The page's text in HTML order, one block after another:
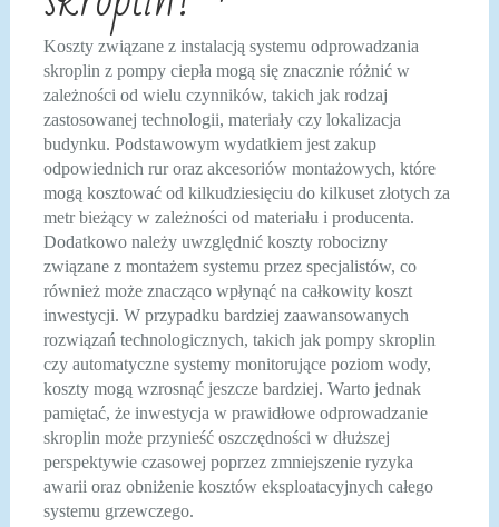
Koszty związane z instalacją systemu odprowadzania
skroplin z pompy ciepła mogą się znacznie różnić w
zależności od wielu czynników, takich jak rodzaj
zastosowanej technologii, materiały czy lokalizacja
budynku. Podstawowym wydatkiem jest zakup
odpowiednich rur oraz akcesoriów montażowych, które
mogą kosztować od kilkudziesięciu do kilkuset złotych za
metr bieżący w zależności od materiału i producenta.
Dodatkowo należy uwzględnić koszty robocizny
związane z montażem systemu przez specjalistów, co
również może znacząco wpłynąć na całkowity koszt
inwestycji. W przypadku bardziej zaawansowanych
rozwiązań technologicznych, takich jak pompy skroplin
czy automatyczne systemy monitorujące poziom wody,
koszty mogą wzrosnąć jeszcze bardziej. Warto jednak
pamiętać, że inwestycja w prawidłowe odprowadzanie
skroplin może przynieść oszczędności w dłuższej
perspektywie czasowej poprzez zmniejszenie ryzyka
awarii oraz obniżenie kosztów eksploatacyjnych całego
systemu grzewczego.